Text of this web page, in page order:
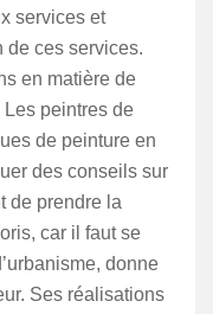
services et
de ces services.
en matière de
peintres de
de peinture en
des conseils sur
de prendre la
car il faut se
donne
Ses réalisations